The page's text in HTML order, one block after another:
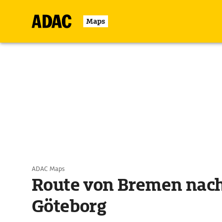
Maps
ADAC Maps
Route von Bremen
Göteborg